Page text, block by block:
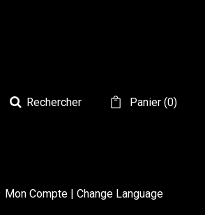
Panier(0)
Rechercher
Mon Compte | Change Language